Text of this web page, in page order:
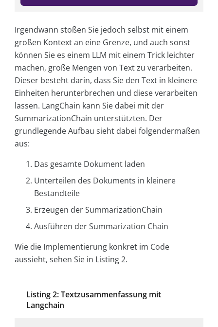
Irgendwann stoßen Sie jedoch selbst mit einem
großen Kontext an eine Grenze, und auch sonst
können Sie es einem LLM mit einem Trick leichter
machen, große Mengen von Text zu verarbeiten.
Dieser besteht darin, dass Sie den Text in kleinere
Einheiten herunterbrechen und diese verarbeiten
lassen. LangChain kann Sie dabei mit der
SummarizationChain unterstützten. Der
grundlegende Aufbau sieht dabei folgendermaßen
aus:
Das gesamte Dokument laden
Unterteilen des Dokuments in kleinere
Bestandteile
Erzeugen der SummarizationChain
Ausführen der Summarization Chain
Wie die Implementierung konkret im Code
aussieht, sehen Sie in Listing 2.
Listing 2: Textzusammenfassung mit
Langchain